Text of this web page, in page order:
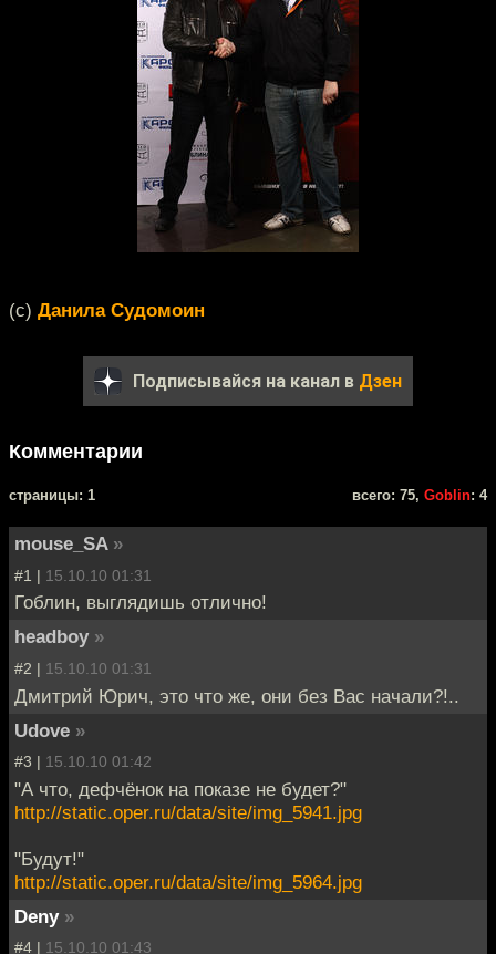
(c) Данила Судомоин
Подписывайся на канал в Дзен
Комментарии
cтраницы: 1 всего: 75, Goblin: 4
mouse_SA »
#1 | 15.10.10 01:31
Гоблин, выглядишь отлично!
headboy »
#2 | 15.10.10 01:31
Дмитрий Юрич, это что же, они без Вас начали?!..
Udove »
#3 | 15.10.10 01:42
"А что, дефчёнок на показе не будет?"
http://static.oper.ru/data/site/img_5941.jpg
"Будут!"
http://static.oper.ru/data/site/img_5964.jpg
Deny »
#4 | 15.10.10 01:43